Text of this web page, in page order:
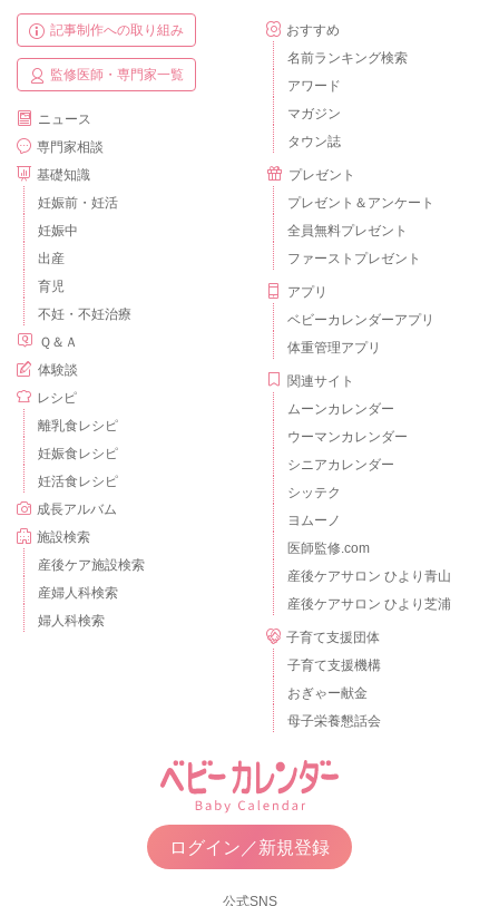
記事制作への取り組み
監修医師・専門家一覧
ニュース
専門家相談
基礎知識
妊娠前・妊活
妊娠中
出産
育児
不妊・不妊治療
Ｑ＆Ａ
体験談
レシピ
離乳食レシピ
妊娠食レシピ
妊活食レシピ
成長アルバム
施設検索
産後ケア施設検索
産婦人科検索
婦人科検索
おすすめ
名前ランキング検索
アワード
マガジン
タウン誌
プレゼント
プレゼント＆アンケート
全員無料プレゼント
ファーストプレゼント
アプリ
ベビーカレンダーアプリ
体重管理アプリ
関連サイト
ムーンカレンダー
ウーマンカレンダー
シニアカレンダー
シッテク
ヨムーノ
医師監修.com
産後ケアサロン ひより青山
産後ケアサロン ひより芝浦
子育て支援団体
子育て支援機構
おぎゃー献金
母子栄養懇話会
ログイン／新規登録
公式SNS